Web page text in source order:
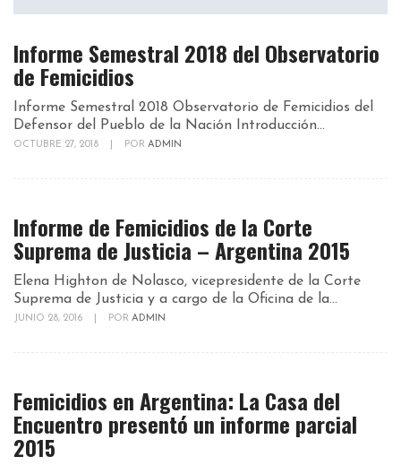
Informe Semestral 2018 del Observatorio
de Femicidios
Informe Semestral 2018 Observatorio de Femicidios del
Defensor del Pueblo de la Nación Introducción...
OCTUBRE 27, 2018 POR ADMIN
Informe de Femicidios de la Corte
Suprema de Justicia – Argentina 2015
Elena Highton de Nolasco, vicepresidente de la Corte
Suprema de Justicia y a cargo de la Oficina de la...
JUNIO 28, 2016 POR ADMIN
Femicidios en Argentina: La Casa del
Encuentro presentó un informe parcial
2015